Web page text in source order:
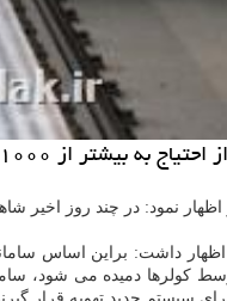
و خرید تجهیزات جدید مترو اطلاع داد.
چند روز اخیر شاهد افزایش تعداد
اظهار داشت: براین اساس
دمیده می شود،